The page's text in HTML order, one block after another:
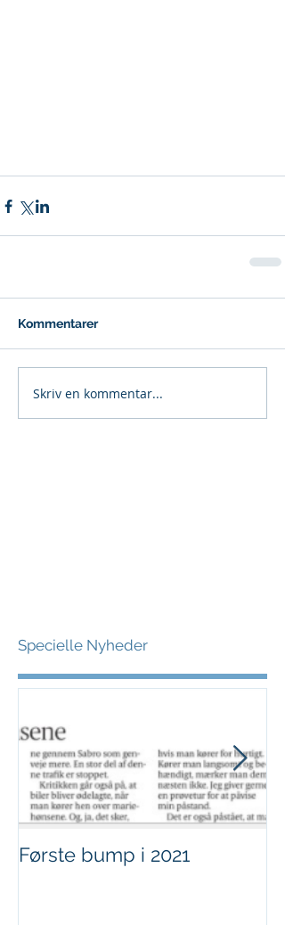
Kommentarer
Skriv en kommentar...
Specielle Nyheder
Første bump i 2021